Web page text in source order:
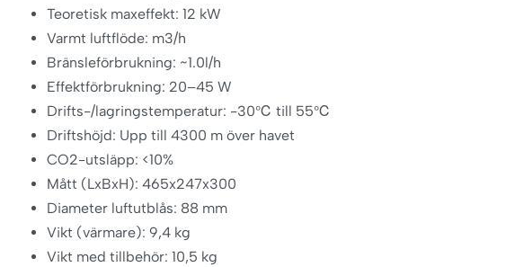
Teoretisk maxeffekt: 12 kW
Varmt luftflöde: m3/h
Bränsleförbrukning: ~1.0l/h
Effektförbrukning: 20–45 W
Drifts-/lagringstemperatur: -30℃ till 55℃
Driftshöjd: Upp till 4300 m över havet
CO2-utsläpp: <10%
Mått (LxBxH): 465x247x300
Diameter luftutblås: 88 mm
Vikt (värmare): 9,4 kg
Vikt med tillbehör: 10,5 kg